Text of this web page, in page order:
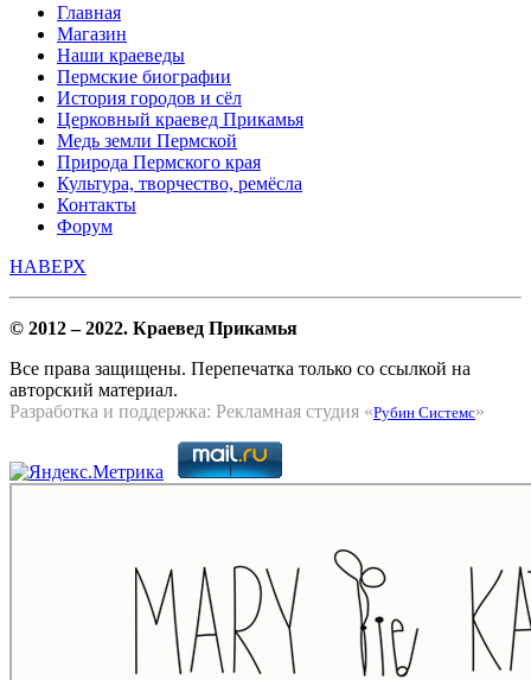
Главная
Магазин
Наши краеведы
Пермские биографии
История городов и сёл
Церковный краевед Прикамья
Медь земли Пермской
Природа Пермского края
Культура, творчество, ремёсла
Контакты
Форум
НАВЕРХ
© 2012 – 2022. Краевед Прикамья
Все права защищены. Перепечатка только со ссылкой на
авторский материал.
Разработка и поддержка: Рекламная студия «Рубин Системс»